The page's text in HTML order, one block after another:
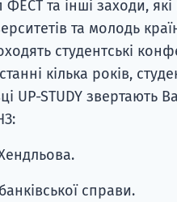
та інші заходи,
та молодь
студентські
кілька років,
UP-STUDY звертають
справи.